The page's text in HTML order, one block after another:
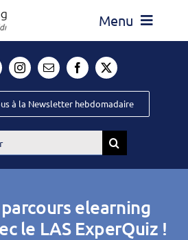
Menu
à la Newsletter hebdomadaire
elearning
le LAS ExperQuiz !